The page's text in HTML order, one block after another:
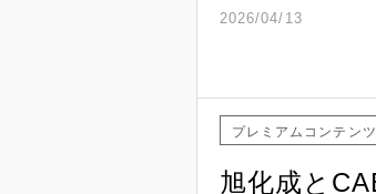
2026/04/13
プレミアムコンテンツ
旭化成と